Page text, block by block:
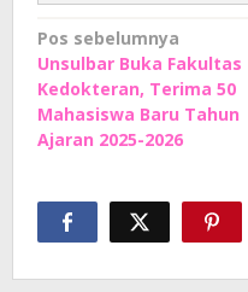
Navigasi
pos
Pos sebelumnya
Unsulbar Buka Fakultas
Kedokteran, Terima 50
Mahasiswa Baru Tahun
Ajaran 2025-2026